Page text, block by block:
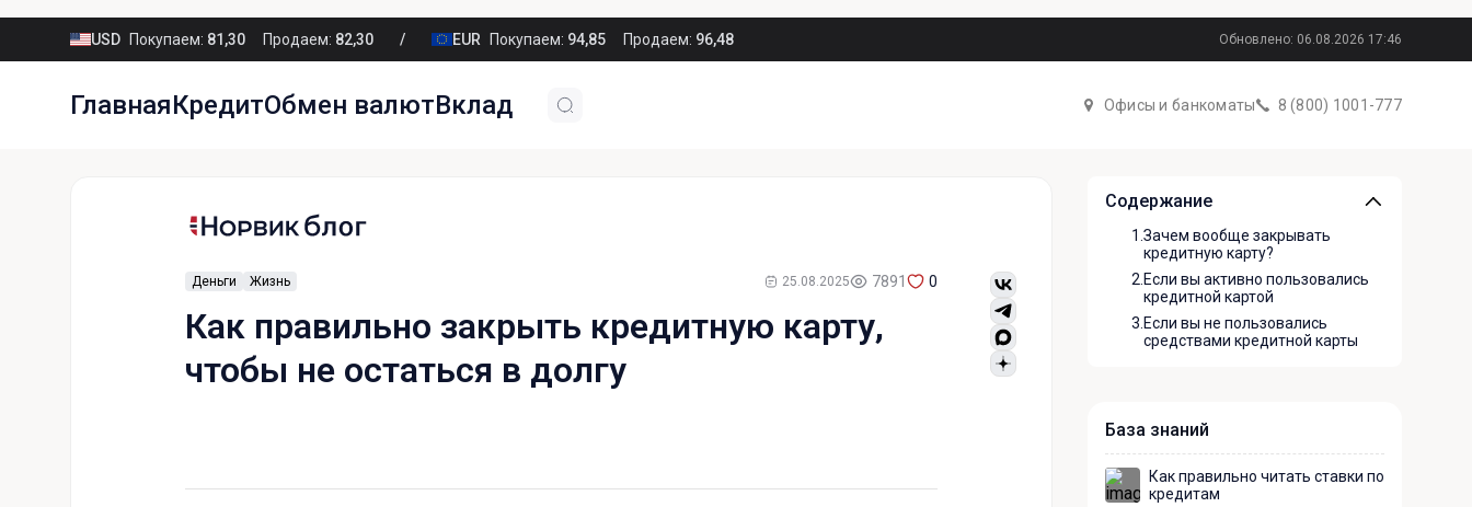
USD Покупаем: 81,30 Продаем: 82,30 EUR Покупаем: 94,85 Продаем: 96,48 Обновлено: 06.08.2026 17:46
ГлавнаяКредитОбмен валютВклад Офисы и банкоматы 8 (800) 1001-777
Деньги Жизнь 25.08.2025 7891 0
Как правильно закрыть кредитную карту,
чтобы не остаться в долгу
Содержание
1. Зачем вообще закрывать
кредитную карту?
2. Если вы активно пользовались
кредитной картой
3. Если вы не пользовались
средствами кредитной карты
База знаний
Как правильно читать ставки по
кредитам